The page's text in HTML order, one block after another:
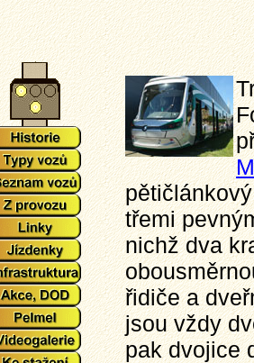
třemi
nichž dva
řidiče a
jsou vždy
pak dvojice